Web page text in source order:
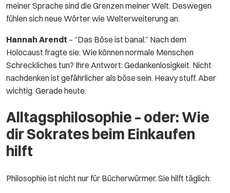
meiner Sprache sind die Grenzen meiner Welt. Deswegen
fühlen sich neue Wörter wie Welterweiterung an.
Hannah Arendt – “Das Böse ist banal.” Nach dem
Holocaust fragte sie: Wie können normale Menschen
Schreckliches tun? Ihre Antwort: Gedankenlosigkeit. Nicht
nachdenken ist gefährlicher als böse sein. Heavy stuff. Aber
wichtig. Gerade heute.
Alltagsphilosophie – oder: Wie
dir Sokrates beim Einkaufen
hilft
Philosophie ist nicht nur für Bücherwürmer. Sie hilft täglich: